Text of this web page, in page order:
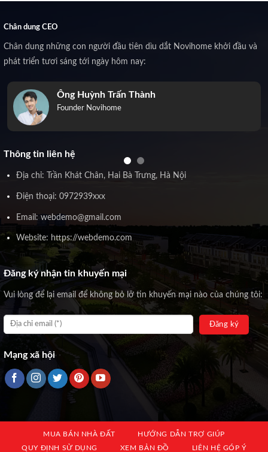
Chân dung CEO
Chân dung những con người đầu tiên dìu dắt Novihome khởi đầu và
phát triển tươi sáng tới ngày hôm nay:
Ông Huỳnh Trấn Thành
Founder Novihome
Thông tin liên hệ
Địa chỉ: Trần Khát Chân, Hai Bà Trưng, Hà Nội
Điện thoại: 0972939xxx
Email: webdemo@gmail.com
Website: https://webdemo.com
Đăng ký nhận tin khuyến mại
Vui lòng để lại email để không bỏ lỡ tin khuyến mại nào của chúng tôi:
Mạng xã hội
MUA BÁN NHÀ ĐẤT
HƯỚNG DẪN TRỢ GIÚP
QUY ĐỊNH SỬ DỤNG
XEM BẢN ĐỒ LIÊN HỆ GÓP Ý